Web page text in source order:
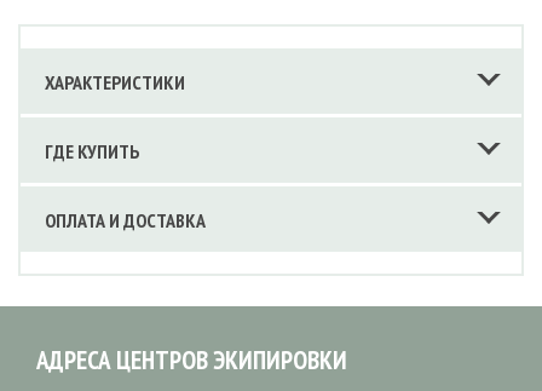
ХАРАКТЕРИСТИКИ
ГДЕ КУПИТЬ
ОПЛАТА И ДОСТАВКА
АДРЕСА ЦЕНТРОВ ЭКИПИРОВКИ